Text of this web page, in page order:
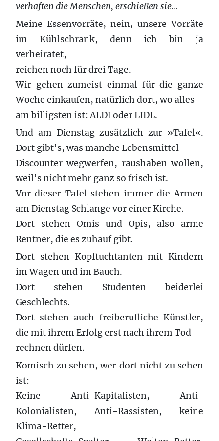
verhaften die Menschen, erschießen sie…
Meine Essenvorräte, nein, unsere Vorräte
im Kühlschrank, denn ich bin ja
verheiratet,
reichen noch für drei Tage.
Wir gehen zumeist einmal für die ganze
Woche einkaufen, natürlich dort, wo alles
am billigsten ist: ALDI oder LIDL.
Und am Dienstag zusätzlich zur »Tafel«.
Dort gibt’s, was manche Lebensmittel-
Discounter wegwerfen, raushaben wollen,
weil’s nicht mehr ganz so frisch ist.
Vor dieser Tafel stehen immer die Armen
am Dienstag Schlange vor einer Kirche.
Dort stehen Omis und Opis, also arme
Rentner, die es zuhauf gibt.
Dort stehen Kopftuchtanten mit Kindern
im Wagen und im Bauch.
Dort stehen Studenten beiderlei
Geschlechts.
Dort stehen auch freiberufliche Künstler,
die mit ihrem Erfolg erst nach ihrem Tod
rechnen dürfen.
Komisch zu sehen, wer dort nicht zu sehen
ist:
Keine Anti-Kapitalisten, Anti-
Kolonialisten, Anti-Rassisten, keine
Klima-Retter,